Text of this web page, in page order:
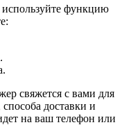
используйте функцию
свяжется с вами для
доставки и
на ваш телефон или